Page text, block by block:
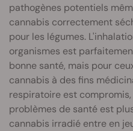
pathogènes potentiels
cannabis correctement
pour les légumes.
organismes est
bonne santé, mais pour
cannabis à des fins
respiratoire est
problèmes de santé est
cannabis irradié entre en